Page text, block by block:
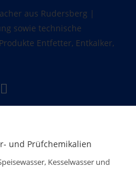
Kesselwasser und